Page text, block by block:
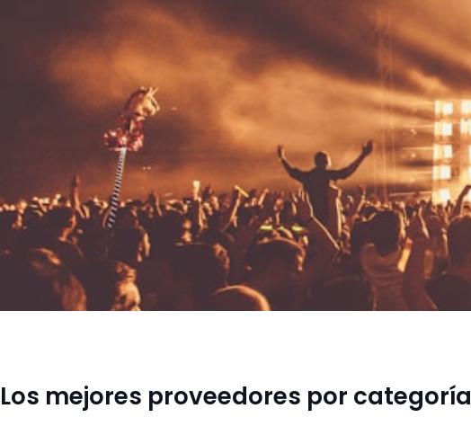
Los mejores proveedores por categoría